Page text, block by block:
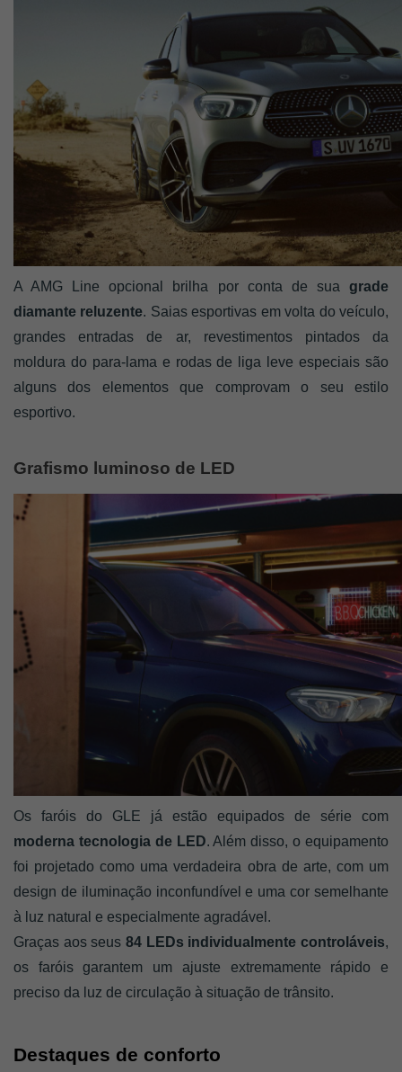
A AMG Line opcional brilha por conta de sua grade
diamante reluzente. Saias esportivas em volta do veículo,
grandes entradas de ar, revestimentos pintados da
moldura do para-lama e rodas de liga leve especiais são
alguns dos elementos que comprovam o seu estilo
esportivo.
Grafismo luminoso de LED
moderna tecnologia de LED. Além disso, o equipamento
foi projetado como uma verdadeira obra de arte, com um
design de iluminação inconfundível e uma cor semelhante
à luz natural e especialmente agradável.
Graças aos seus 84 LEDs individualmente controláveis,
os faróis garantem um ajuste extremamente rápido e
preciso da luz de circulação à situação de trânsito.
Destaques de conforto